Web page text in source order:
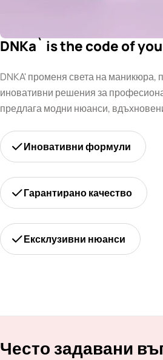
DNKa` is the code of
DNKA' променя света на маникюра,
иновативни решения за
предлага модни нюанси,
Иновативни формули
Гарантирано качество
Ексклузивни нюанси
Често задавани